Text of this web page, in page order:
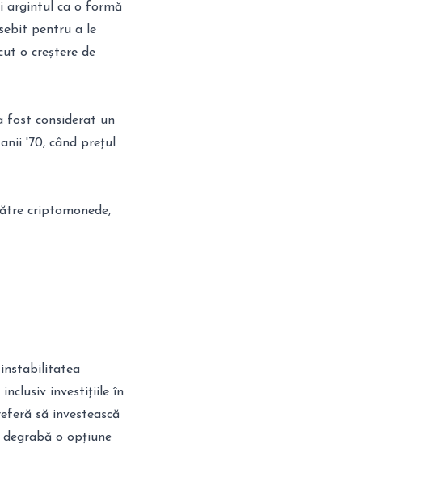
argintul ca o formă
pentru a le
o creștere de
fost considerat un
'70, când prețul
criptomonede,
instabilitatea
inclusiv investițiile în
să investească
o opțiune